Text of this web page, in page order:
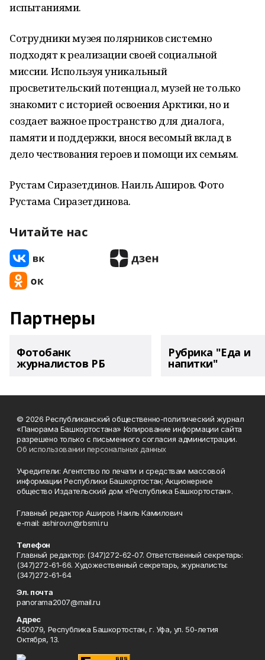
испытаниями.
Сотрудники музея полярников системно
подходят к реализации своей социальной
миссии. Используя уникальный
просветительский потенциал, музей не только
знакомит с историей освоения Арктики, но и
создает важное пространство для диалога,
памяти и поддержки, внося весомый вклад в
дело чествования героев и помощи их семьям.
Рустам Сиразетдинов. Наиль Аширов. Фото
Рустама Сиразетдинова.
Читайте нас
Партнеры
Фотобанк
журналистов РБ
Рубрика "Еда и
напитки"
© 2026 Республиканский общественно-политический журнал
«Панорама Башкортостана» Копирование информации сайта
разрешено только с письменного согласия администрации.
Об использовании персональных данных
Учредители: Агентство по печати и средствам массовой
информации Республики Башкортостан; Акционерное
общество Издательский дом «Республика Башкортостан».
Главный редактор Аширов Наиль Камилович
e-mail: ashirov.n@rbsmi.ru
Телефон
Главный редактор: (347)272-62-07. Ответственный секретарь:
(347)272-61-66. Художественный секретарь, журналисты:
(347)272-61-64
Эл. почта
panorama2007@mail.ru
Адрес
450079, Республика Башкортостан, г. Уфа, ул. 50-летия
Октября, 13.